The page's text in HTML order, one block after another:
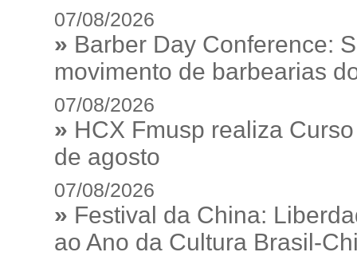
07/08/2026
» Barber Day Conference:
movimento de barbearias
07/08/2026
» HCX Fmusp realiza
de agosto
07/08/2026
» Festival da China:
ao Ano da Cultura Brasil-